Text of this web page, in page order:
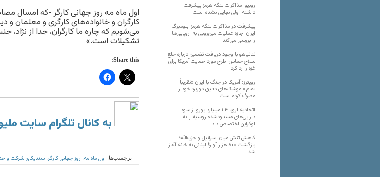
کارگران و خانواده‌های کارگری و معلمان و‌
می‌شویم که چاره ما کارگران، جدا از
تشکیلات است.»
Share this:
به کانال تلگرام سایت
برچسب‌ها: اول ماه مه روز جهانی کارگر سندیکای شرکت واحد
روبیو: مذاکرات تنگه هرمز پیشرفت
داشته، ولی نهایی نشده است
پیشرفت در مذاکرات تنگه هرمز؛ بلومبرگ:
ایران اجازه عملیات مین‌روبی به اروپایی‌ها
را بررسی می‌کند
نتانیاهو با وجود دریافت تضمین درباره خلع
سلاح حماس، طرح مورد حمایت آمریکا برای
غزه را رد کرد
رویترز: آمریکا در جنگ با ایران «تقریباً
تمام» موشک‌های دقیق دوربرد خود را
مصرف کرده است
اتحادیه اروپا ۱.۴ میلیارد یورو از سود
دارایی‌های مسدودشده روسیه را به
اوکراین ‏اختصاص داد
کاهش تنش میان اسرائیل و حزب‌الله؛
بازگشت ۸۰۰ هزار آوارۀ لبنانی به خانه‌ آغاز
شد